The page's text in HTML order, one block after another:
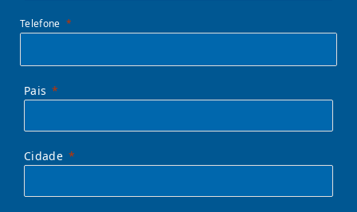
Telefone
Pais
Cidade